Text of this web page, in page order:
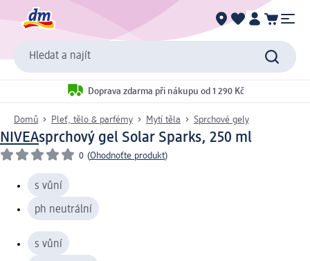
Hledat a najít
Doprava zdarma při nákupu od 1 290 Kč
Domů Pleť, tělo & parfémy Mytí těla Sprchové gely
NIVEAsprchový gel Solar Sparks, 250 ml
0 (Ohodnoťte produkt)
s vůní
ph neutrální
s vůní